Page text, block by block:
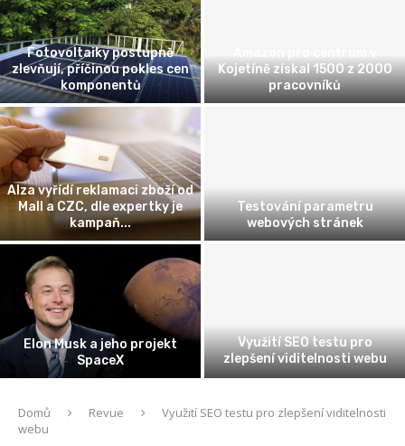
Fotovoltaiky postupně
zlevňují, příčinou pokles cen
komponentů
Kojetíně získal 1500 z 2000
pracovníků
Alza vyřídí reklamaci zboží od
Mall a CZC, dle expertky je
kampaň...
Testování parametru
webových stránek
Elon Musk a jeho projekt
SpaceX
Využití SEO testu pro
zlepšení viditelnosti webu
Domů Revue
Využití SEO testu pro zlepšení viditelnosti
webu